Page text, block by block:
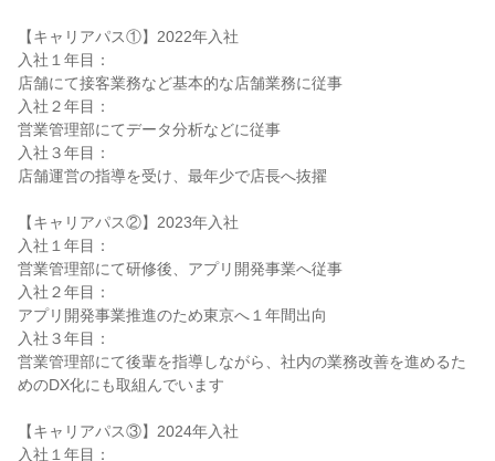
【キャリアパス①】2022年入社
入社１年目：
店舗にて接客業務など基本的な店舗業務に従事
入社２年目：
営業管理部にてデータ分析などに従事
入社３年目：
店舗運営の指導を受け、最年少で店長へ抜擢
【キャリアパス②】2023年入社
入社１年目：
営業管理部にて研修後、アプリ開発事業へ従事
入社２年目：
アプリ開発事業推進のため東京へ１年間出向
入社３年目：
営業管理部にて後輩を指導しながら、社内の業務改善を進めるた
めのDX化にも取組んでいます
【キャリアパス③】2024年入社
入社１年目：